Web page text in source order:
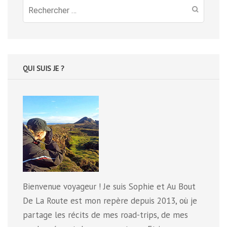
Recherche
pour
QUI SUIS JE ?
Bienvenue voyageur ! Je suis Sophie et Au Bout
De La Route est mon repère depuis 2013, où je
partage les récits de mes road-trips, de mes